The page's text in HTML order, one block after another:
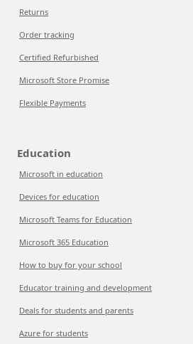
Returns
Order tracking
Certified Refurbished
Microsoft Store Promise
Flexible Payments
Education
Microsoft in education
Devices for education
Microsoft Teams for Education
Microsoft 365 Education
How to buy for your school
Educator training and development
Deals for students and parents
Azure for students